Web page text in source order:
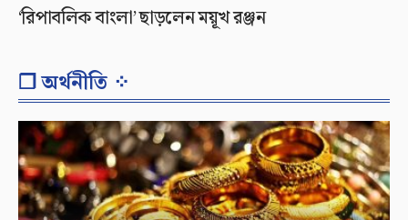
‘রিপাবলিক বাংলা’ ছাড়লেন ময়ূখ রঞ্জন
❐ অর্থনীতি ⁘